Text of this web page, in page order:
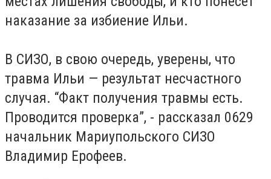
наказание за избиение Ильи.
В СИЗО, в свою очередь, уверены, что
травма Ильи — результат несчастного
случая. “Факт получения травмы есть.
Проводится проверка”, - рассказал 0629
начальник Мариупольского СИЗО
Владимир Ерофеев.